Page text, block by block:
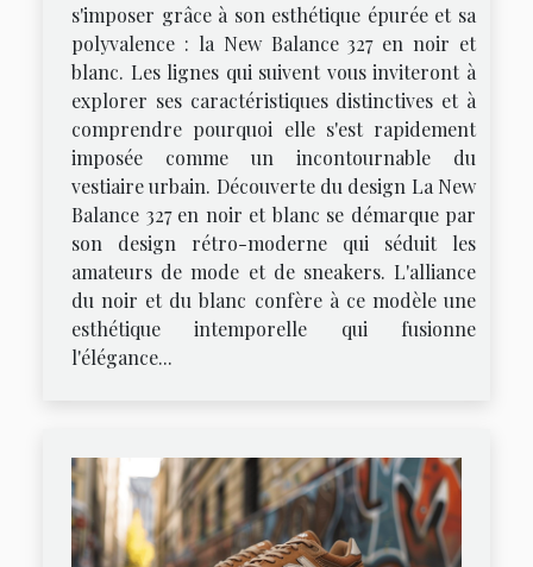
s'imposer grâce à son esthétique épurée et sa
polyvalence : la New Balance 327 en noir et
blanc. Les lignes qui suivent vous inviteront à
explorer ses caractéristiques distinctives et à
comprendre pourquoi elle s'est rapidement
imposée comme un incontournable du
vestiaire urbain. Découverte du design La New
Balance 327 en noir et blanc se démarque par
son design rétro-moderne qui séduit les
amateurs de mode et de sneakers. L'alliance
du noir et du blanc confère à ce modèle une
esthétique intemporelle qui fusionne
l'élégance...